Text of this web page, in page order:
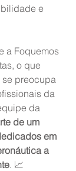
e
a Foquemos
o que
preocupa
da
da
de um
em
a
. 📈